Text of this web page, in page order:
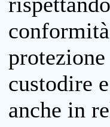
custodire
anche in